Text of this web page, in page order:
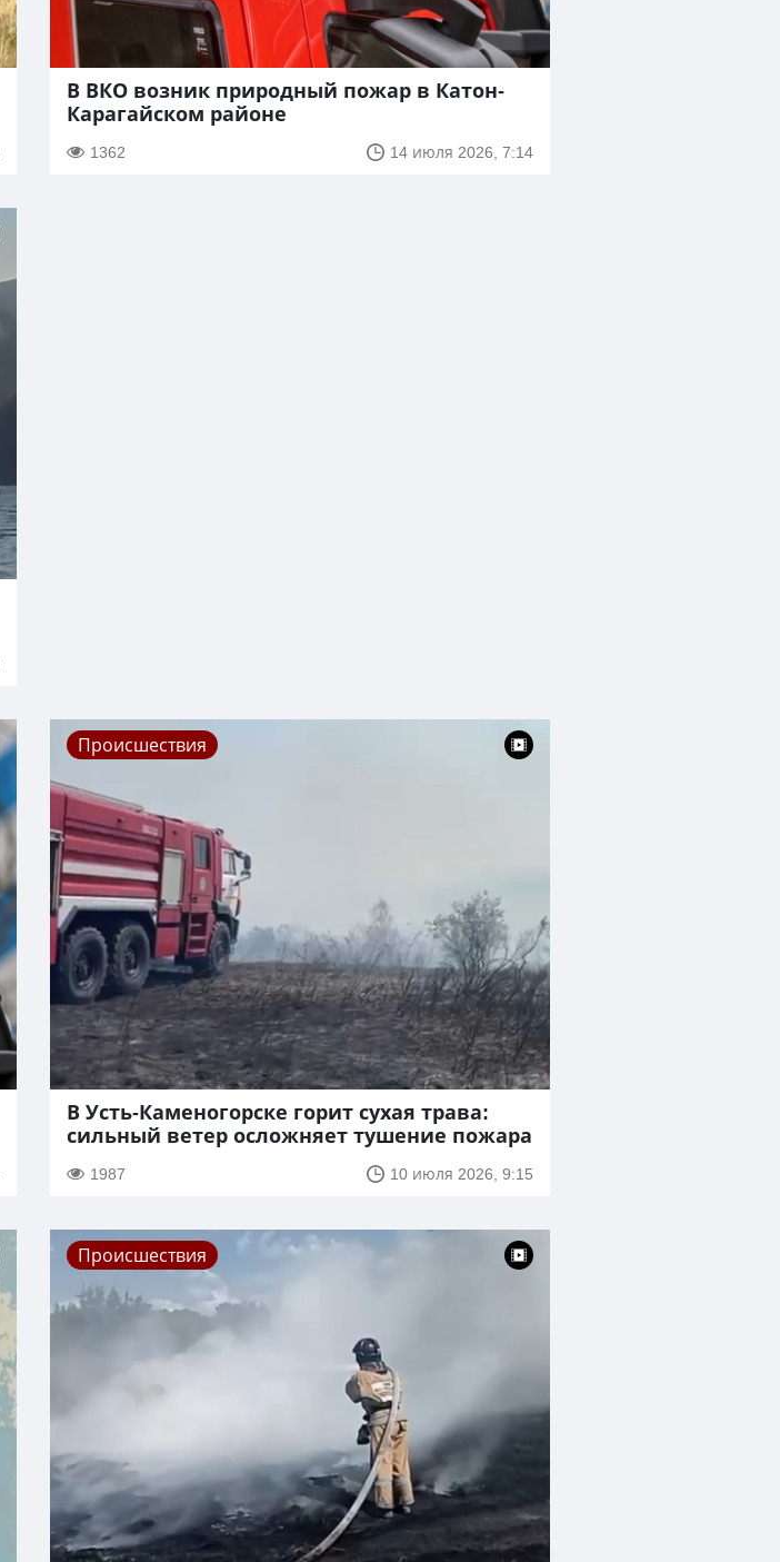
В ВКО возник природный пожар в Катон-
Карагайском районе
1362 14 июля 2026, 7:14
Происшествия
В Усть-Каменогорске горит сухая трава:
сильный ветер осложняет тушение пожара
1987 10 июля 2026, 9:15
Происшествия